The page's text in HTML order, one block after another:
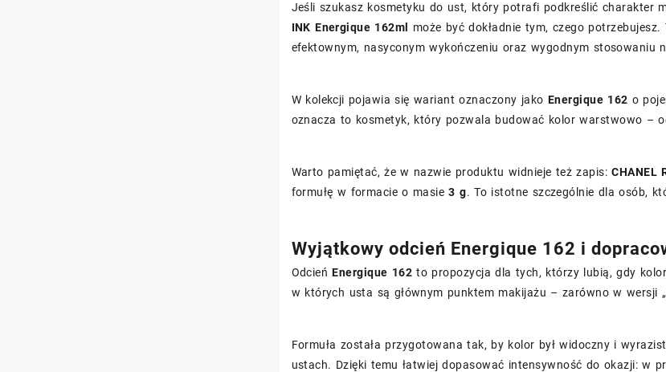
Jeśli szukasz kosmetyku do ust, który potrafi podkreślić charakter
INK Energique 162ml
może być dokładnie tym, czego
efektownym, nasyconym wykończeniu oraz wygodnym stosowaniu
W kolekcji pojawia się wariant oznaczony jako Energique 162 o
oznacza to kosmetyk, który pozwala budować kolor warstwowo –
Warto pamiętać, że w nazwie produktu widnieje też zapis:CHANEL
formułę w formacie o masie3 g. To istotne szczególnie dla osób,
Wyjątkowy odcień Energique 162 i
OdcieńEnergique 162 to propozycja dla tych, którzy lubią, gdy
w których usta są głównym punktem makijażu – zarówno w wersji
Formuła została przygotowana tak, by kolor był widoczny i
ustach. Dzięki temu łatwiej dopasować intensywność do okazji: w